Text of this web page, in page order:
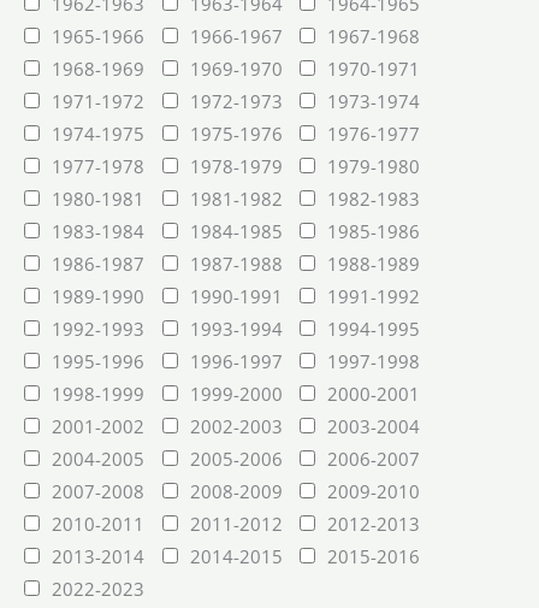
1965-1966
1966-1967
1967-1968
1968-1969
1969-1970
1970-1971
1971-1972
1972-1973
1973-1974
1974-1975
1975-1976
1976-1977
1977-1978
1978-1979
1979-1980
1980-1981
1981-1982
1982-1983
1983-1984
1984-1985
1985-1986
1986-1987
1987-1988
1988-1989
1989-1990
1990-1991
1991-1992
1992-1993
1993-1994
1994-1995
1995-1996
1996-1997
1997-1998
1998-1999
1999-2000
2000-2001
2001-2002
2002-2003
2003-2004
2004-2005
2005-2006
2006-2007
2007-2008
2008-2009
2009-2010
2010-2011
2011-2012
2012-2013
2013-2014
2014-2015
2015-2016
2022-2023